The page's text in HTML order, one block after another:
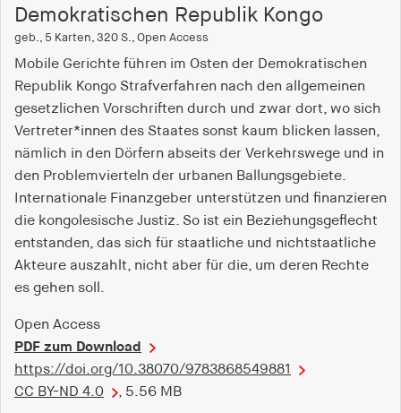
Demokratischen Republik Kongo
geb., 5 Karten, 320 S., Open Access
Mobile Gerichte führen im Osten der Demokratischen
Republik Kongo Strafverfahren nach den allgemeinen
gesetzlichen Vorschriften durch und zwar dort, wo sich
Vertreter*innen des Staates sonst kaum blicken lassen,
nämlich in den Dörfern abseits der Verkehrswege und in
den Problemvierteln der urbanen Ballungsgebiete.
Internationale Finanzgeber unterstützen und finanzieren
die kongolesische Justiz. So ist ein Beziehungsgeflecht
entstanden, das sich für staatliche und nichtstaatliche
Akteure auszahlt, nicht aber für die, um deren Rechte
es gehen soll.
Open Access
PDF zum Download
https://doi.org/10.38070/9783868549881
CC BY-ND 4.0
, 5.56 MB